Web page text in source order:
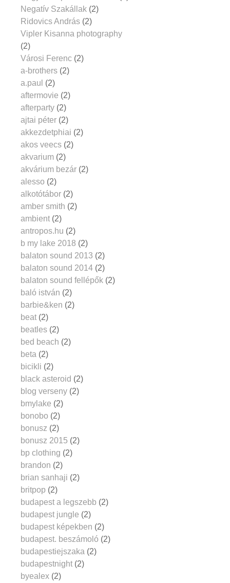
Negatív Szakállak (2)
Ridovics András (2)
Vipler Kisanna photography
(2)
Városi Ferenc (2)
a-brothers (2)
a.paul (2)
aftermovie (2)
afterparty (2)
ajtai péter (2)
akkezdetphiai (2)
akos veecs (2)
akvarium (2)
akvárium bezár (2)
alesso (2)
alkotótábor (2)
amber smith (2)
ambient (2)
antropos.hu (2)
b my lake 2018 (2)
balaton sound 2013 (2)
balaton sound 2014 (2)
balaton sound fellépők (2)
baló istván (2)
barbie&ken (2)
beat (2)
beatles (2)
bed beach (2)
beta (2)
bicikli (2)
black asteroid (2)
blog verseny (2)
bmylake (2)
bonobo (2)
bonusz (2)
bonusz 2015 (2)
bp clothing (2)
brandon (2)
brian sanhaji (2)
britpop (2)
budapest a legszebb (2)
budapest jungle (2)
budapest képekben (2)
budapest. beszámoló (2)
budapestiejszaka (2)
budapestnight (2)
byealex (2)